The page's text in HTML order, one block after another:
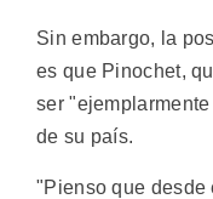
Sin embargo, la
es que Pinochet,
ser
de su país.
"Pienso que desde